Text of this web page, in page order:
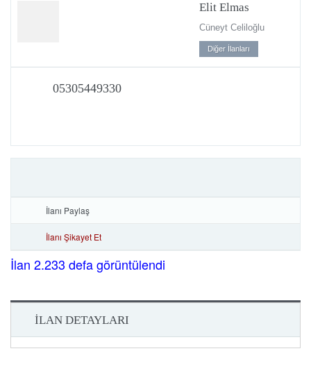
Elit Elmas
Cüneyt Celiloğlu
Diğer İlanları
05305449330
İlanı Paylaş
İlanı Şikayet Et
İlan 2.233 defa görüntülendi
İLAN DETAYLARI